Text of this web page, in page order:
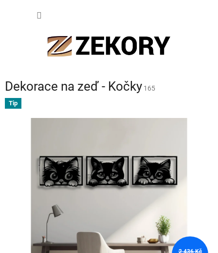
Dekorace na zeď - Kočky 165
Tip
2 436 Kč